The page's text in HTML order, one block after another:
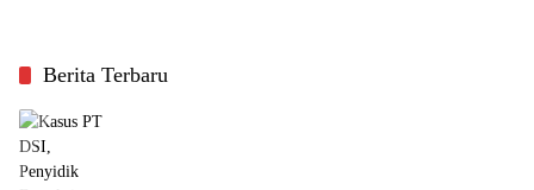
Berita Terbaru